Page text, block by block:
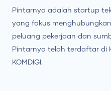
Pintarnya adalah startup
yang fokus
peluang pekerjaan dan
Pintarnya telah terdaftar di
KOMDIGI.